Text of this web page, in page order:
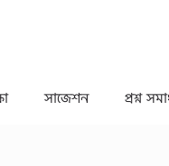
সাজেশন প্রশ্ন